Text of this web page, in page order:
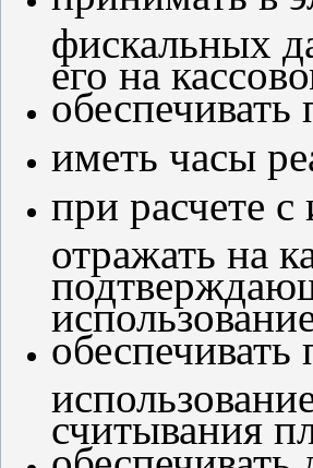
фискальных
его на
обеспечивать
иметь часы
при расчете
отражать на
считывания